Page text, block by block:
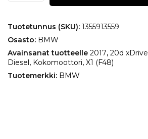
(F48)
xDrive
Tuotetunnus (SKU): 1355913559
Osasto: BMW
Avainsanat tuotteelle 2017, 20d xDrive
Diesel, Kokomoottori, X1 (F48)
Tuotemerkki: BMW